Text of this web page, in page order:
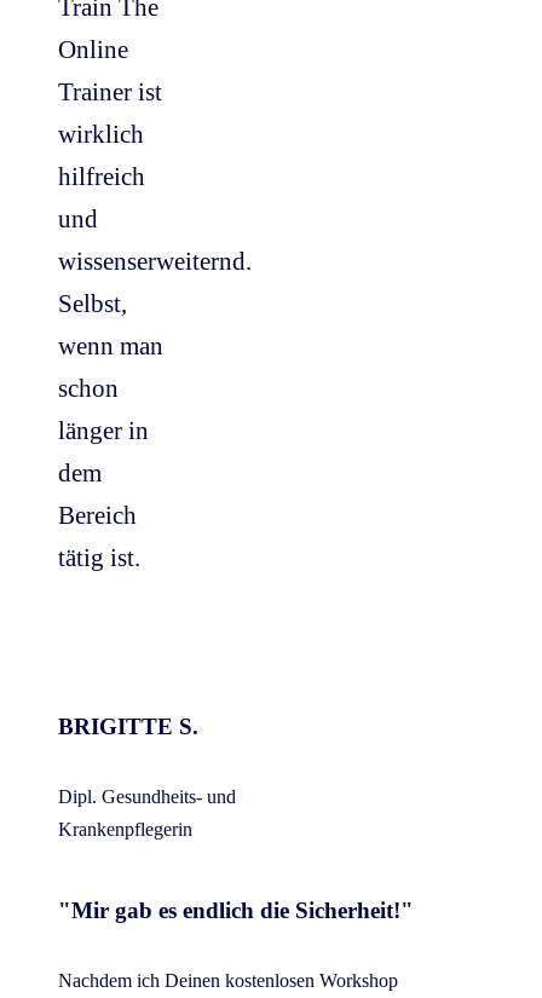
Train The
Online
Trainer ist
wirklich
hilfreich
und
wissenserweiternd.
Selbst,
wenn man
schon
länger in
dem
Bereich
tätig ist.
BRIGITTE S.
Dipl. Gesundheits- und
Krankenpflegerin
"Mir gab es endlich die Sicherheit!"
Nachdem ich Deinen kostenlosen Workshop